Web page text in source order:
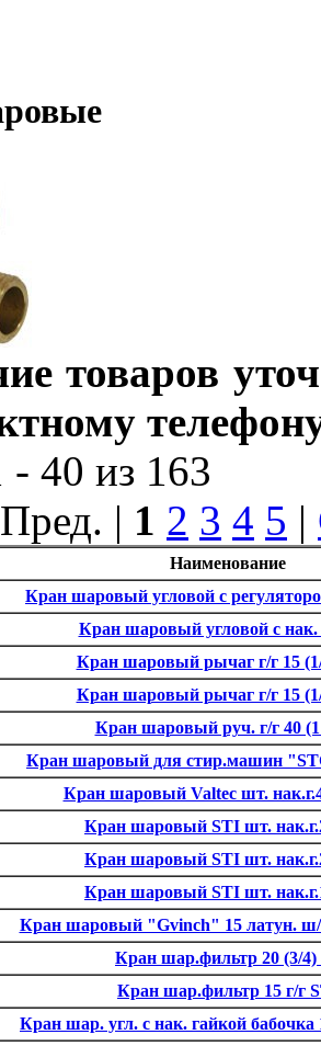
товаров
40 из 163
| 1 2 3 4 5 |
Наименование
Кран шаровый угловой с
Кран шаровый угловой с нак.
Кран шаровый рычаг г/г 15
Кран шаровый рычаг г/г 15
Кран шаровый руч. г/г 40
Кран шаровый для стир.машин
Кран шаровый Valtec шт.
Кран шаровый STI шт.
Кран шаровый STI шт.
Кран шаровый STI шт.
Кран шаровый "Gvinch" 15 латун. ш/
Кран шар.фильтр 20 (3/4)
Кран шар.фильтр 15 г/г
Кран шар. угл. с нак. гайкой